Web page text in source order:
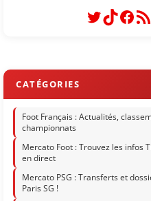
Twitter
TikTok
Flux RSS
Foot Français : Actualités,
championnats
Mercato Foot : Trouvez les infos
en direct
Mercato PSG : Transferts et
Paris SG !